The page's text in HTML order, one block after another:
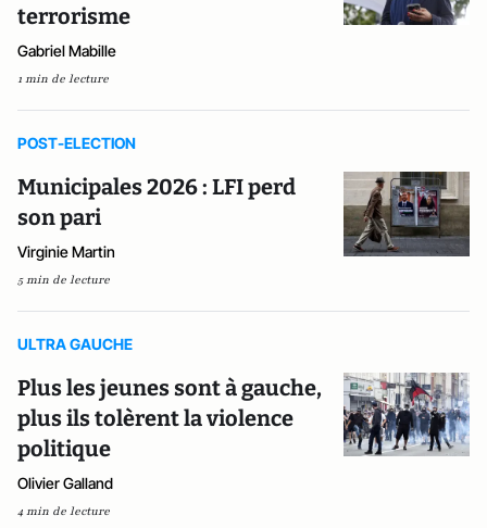
terrorisme
Gabriel Mabille
1 min de lecture
POST-ELECTION
Municipales 2026 : LFI perd
son pari
Virginie Martin
5 min de lecture
ULTRA GAUCHE
Plus les jeunes sont à gauche,
plus ils tolèrent la violence
politique
Olivier Galland
4 min de lecture